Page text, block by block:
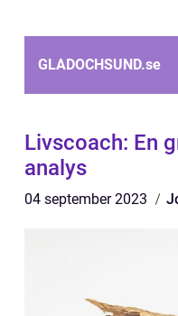
GLADOCHSUND.se
Livscoach: En
analys
04 september 2023